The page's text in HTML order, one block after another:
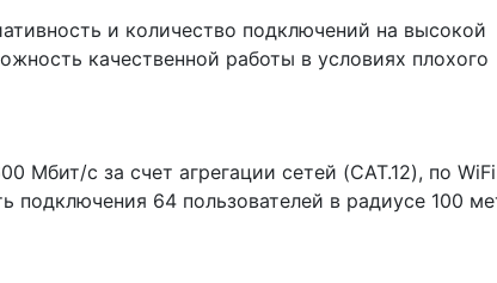
и количество подключений на высокой
качественной работы в условиях плохого
Мбит/с за счет агрегации сетей (CAT.12), по WiFi
подключения 64 пользователей в радиусе 100